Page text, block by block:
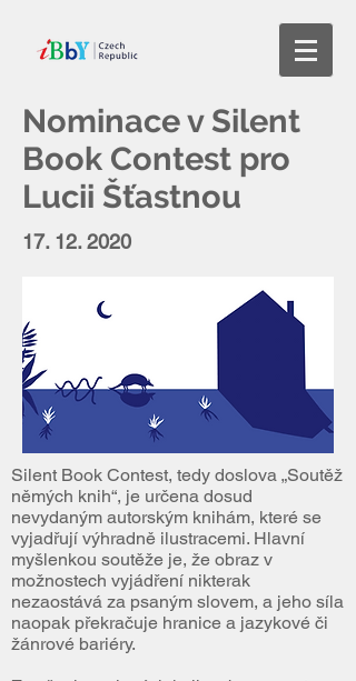
Nominace v Silent
Book Contest pro
Lucii Šťastnou
17. 12. 2020
Silent Book Contest, tedy doslova „Soutěž
němých knih“, je určena dosud
nevydaným autorským knihám, které se
vyjadřují výhradně ilustracemi. Hlavní
myšlenkou soutěže je, že obraz v
možnostech vyjádření nikterak
nezaostává za psaným slovem, a jeho síla
naopak překračuje hranice a jazykové či
žánrové bariéry.